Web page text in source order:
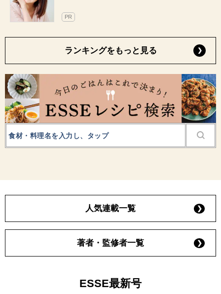
PR
ランキングをもっと見る
人気連載一覧
著者・監修者一覧
ESSE最新号